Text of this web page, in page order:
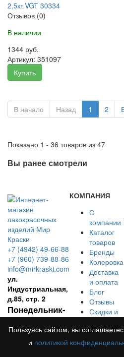
Пользуясь сайтом, вы
и политикой
Отзывов (0)
В наличии
1344 руб.
Артикул: 351097
Купить
В начало Назад 1 2
Показано 1 - 36 товаров из 47
Вы ранее смотрели
+7 (4942) 49-66-88
+7 (960) 739-88-86
info@mirkraski.com
ул.
Индустриальная,
д.85, стр. 2
Понедельник-
до 17:00
КОМПАНИЯ
О
компании
Каталог
товаров
Бренды
Колеровка
Доставка
и оплата
Блог
Отзывы
Скидки и
Контакты